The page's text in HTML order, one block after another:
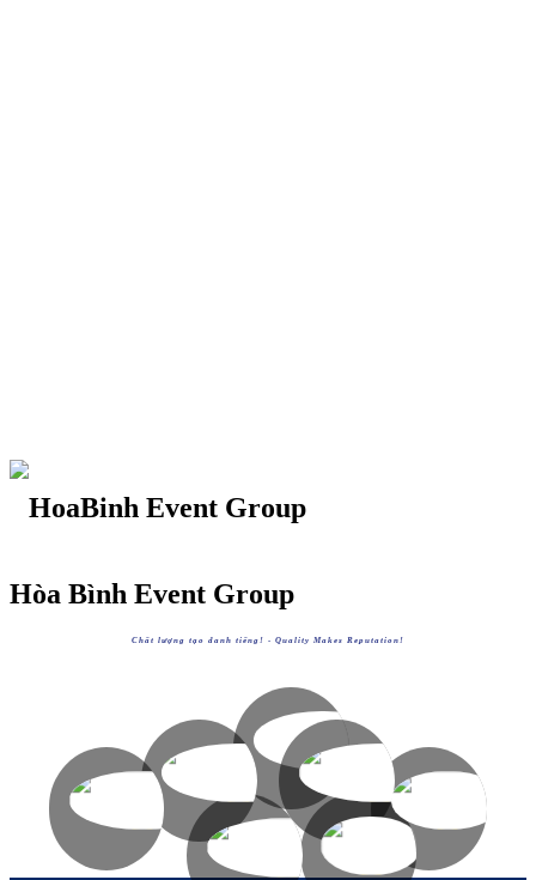
Hòa Bình Event Group
Chất lượng tạo danh tiếng! - Quality Makes Reputation!
HOABINHEVENTS
https://hoabinhevents.com
HOABINHTOURIST
https://hoabinhtourist.com
HOABINHGROUP
https://hoabinh-group.com
HOABINHAIRLINES
https://hoabinhairlines.vnHOABINHBUS
HOABINHBOOKINGAVVIETNAM